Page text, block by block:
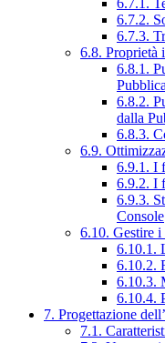
6.7.2.
6.7.3.
6.8. Proprietà
6.8.1.
6.8.2.
dalla
6.8.3.
6.9.
6.9.1. I
6.9.2. I
6.9.3.
Console
6.10. Gestire i
6.10.1.
6.10.2.
6.10.3.
6.10.4.
7. Progettazione
7.1.